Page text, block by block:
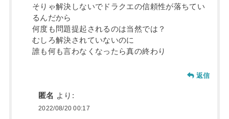
そりゃ解決しないでドラクエの信頼性が落ちてい
るんだから
何度も問題提起されるのは当然では？
むしろ解決されていないのに
誰も何も言わなくなったら真の終わり
返信
匿名 より:
2022/08/20 00:17